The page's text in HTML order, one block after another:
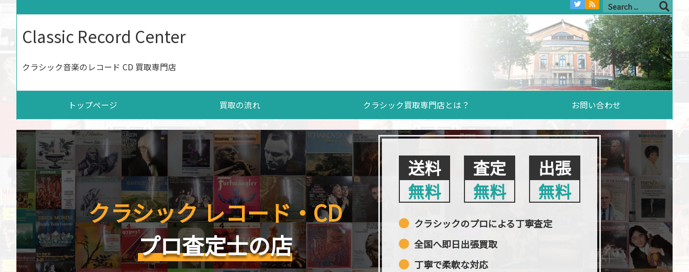
Classic Record Center
クラシック音楽のレコード CD 買取専門店
トップページ 買取の流れ クラシック買取専門店とは？ お問い合わせ
クラシック レコード・CD
プロ査定士の店
送料
無料
査定
無料
出張
無料
クラシックのプロによる丁寧査定
全国へ即日出張買取
丁寧で柔軟な対応